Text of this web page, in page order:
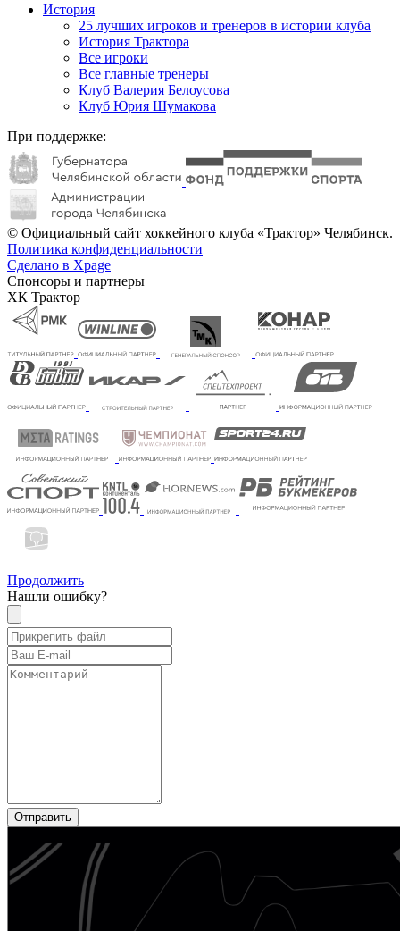
История
25 лучших игроков и тренеров в истории клуба
История Трактора
Все игроки
Все главные тренеры
Клуб Валерия Белоусова
Клуб Юрия Шумакова
При поддержке:
© Официальный сайт хоккейного клуба «Трактор» Челябинск.
Политика конфиденциальности
Сделано в Xpage
Спонсоры и партнеры
ХК Трактор
Продолжить
Нашли ошибку?